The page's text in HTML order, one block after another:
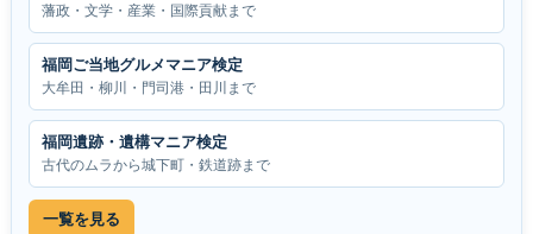
藩政・文学・産業・国際貢献まで
福岡ご当地グルメマニア検定
大牟田・柳川・門司港・田川まで
福岡遺跡・遺構マニア検定
古代のムラから城下町・鉄道跡まで
一覧を見る